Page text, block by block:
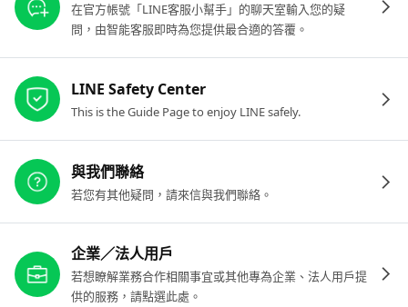
在官方帳號「LINE客服小幫手」的聊天室輸入您的疑
問，由智能客服即時為您提供最合適的答覆。
LINE Safety Center
This is the Guide Page to enjoy LINE safely.
與我們聯絡
若您有其他疑問，請來信與我們聯絡。
企業／法人用戶
若想瞭解業務合作相關事宜或其他專為企業、法人用戶提
供的服務，請點選此處。